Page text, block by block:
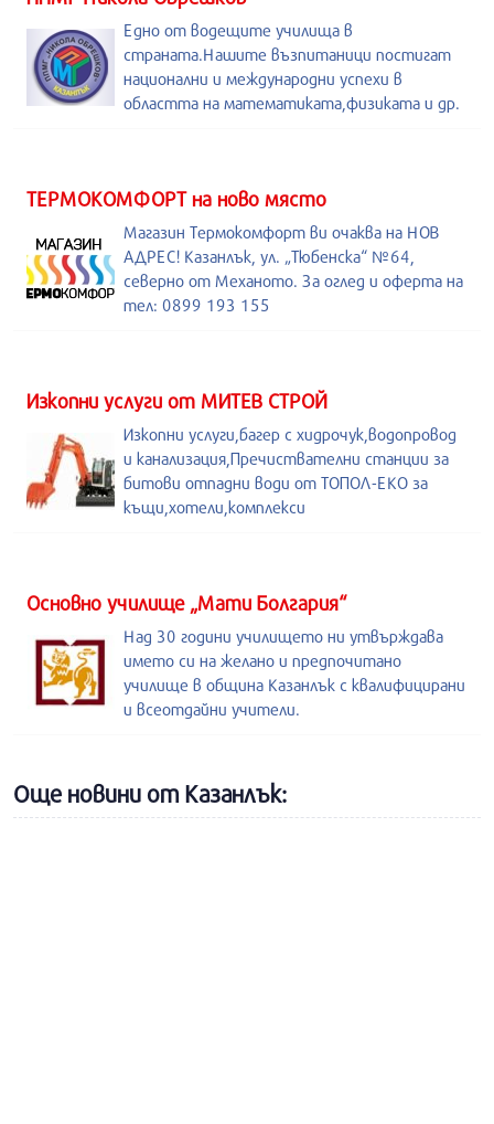
Едно от водещите училища в
страната.Нашите възпитаници постигат
национални и международни успехи в
областта на математиката,физиката и др.
ТЕРМОКОМФОРТ на ново място
Магазин Термокомфорт ви очаква на НОВ
АДРЕС! Казанлък, ул. „Тюбенска“ №64,
северно от Механото. За оглед и оферта на
тел: 0899 193 155
Изкопни услуги от МИТЕВ СТРОЙ
Изкопни услуги,багер с хидрочук,водопровод
и канализация,Пречиствателни станции за
битови отпадни води от ТОПОЛ-ЕКО за
къщи,хотели,комплекси
Основно училище „Мати Болгария“
Над 30 години училището ни утвърждава
името си на желано и предпочитано
училище в община Казанлък с квалифицирани
и всеотдайни учители.
Още новини от Казанлък: